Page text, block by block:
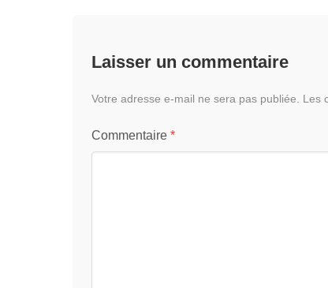
Laisser un commentaire
Votre adresse e-mail ne sera pas publiée. Les
Commentaire *